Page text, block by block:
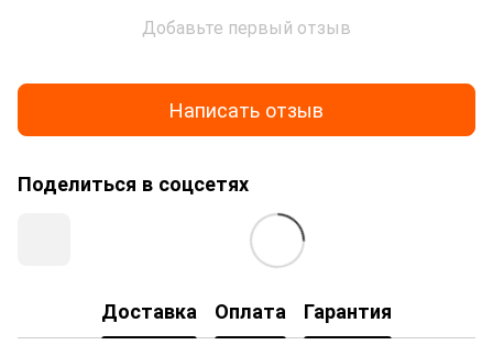
Добавьте первый отзыв
Написать отзыв
Поделиться в соцсетях
Доставка Оплата Гарантия